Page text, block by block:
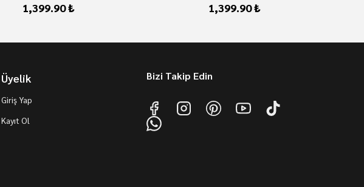
1,399.90 ₺ 1,399.90 ₺
Üyelik
Giriş Yap
Kayıt Ol
Bizi Takip Edin